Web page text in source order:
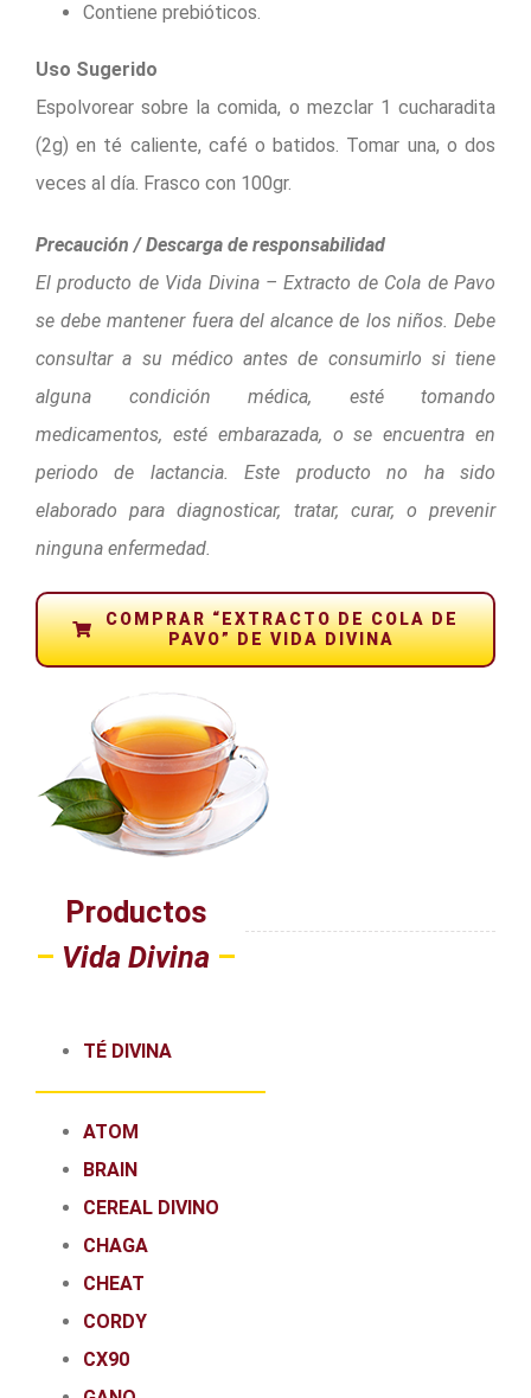
Contiene prebióticos.
Uso Sugerido
Espolvorear sobre la comida, o mezclar 1 cucharadita
(2g) en té caliente, café o batidos. Tomar una, o dos
veces al día. Frasco con 100gr.
Precaución / Descarga de responsabilidad
El producto de Vida Divina – Extracto de Cola de Pavo
se debe mantener fuera del alcance de los niños. Debe
consultar a su médico antes de consumirlo si tiene
alguna condición médica, esté tomando
medicamentos, esté embarazada, o se encuentra en
periodo de lactancia. Este producto no ha sido
elaborado para diagnosticar, tratar, curar, o prevenir
ninguna enfermedad.
COMPRAR “EXTRACTO DE COLA DE
PAVO” DE VIDA DIVINA
Productos
– Vida Divina –
TÉ DIVINA
ATOM
BRAIN
CEREAL DIVINO
CHAGA
CHEAT
CORDY
CX90